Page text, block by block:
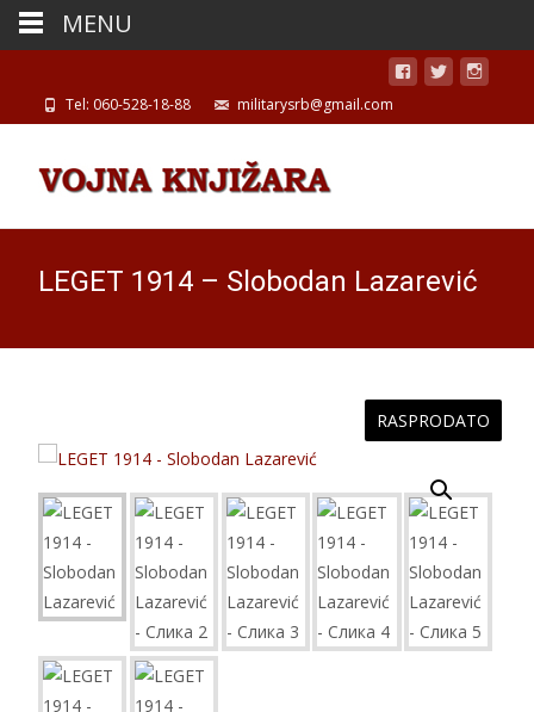
Tel: 060-528-18-88 militarysrb@gmail.com
LEGET 1914 – Slobodan Lazarević
RASPRODATO
MENU